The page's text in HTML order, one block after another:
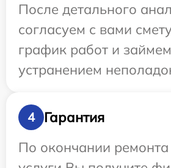
После детального
согласуем с вами
график работ и
устранением
4
Гарантия
По окончании